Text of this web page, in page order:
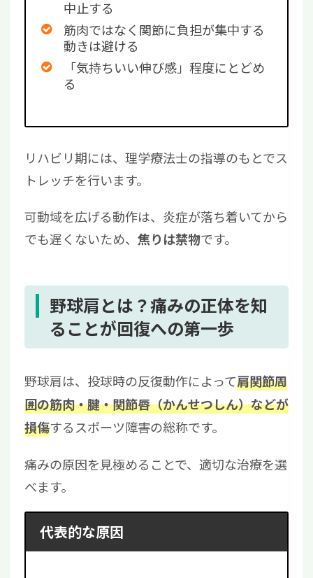
中止する
筋肉ではなく関節に負担が集中する
動きは避ける
「気持ちいい伸び感」程度にとどめ
る
リハビリ期には、理学療法士の指導のもとでス
トレッチを行います。
可動域を広げる動作は、炎症が落ち着いてから
でも遅くないため、 焦りは禁物です。
野球肩とは？痛みの正体を知
ることが回復への第一歩
野球肩は、投球時の反復動作によって肩関節周
囲の筋肉・腱・関節唇（かんせつしん）などが
損傷するスポーツ障害の総称です。
痛みの原因を見極めることで、適切な治療を選
べます。
代表的な原因